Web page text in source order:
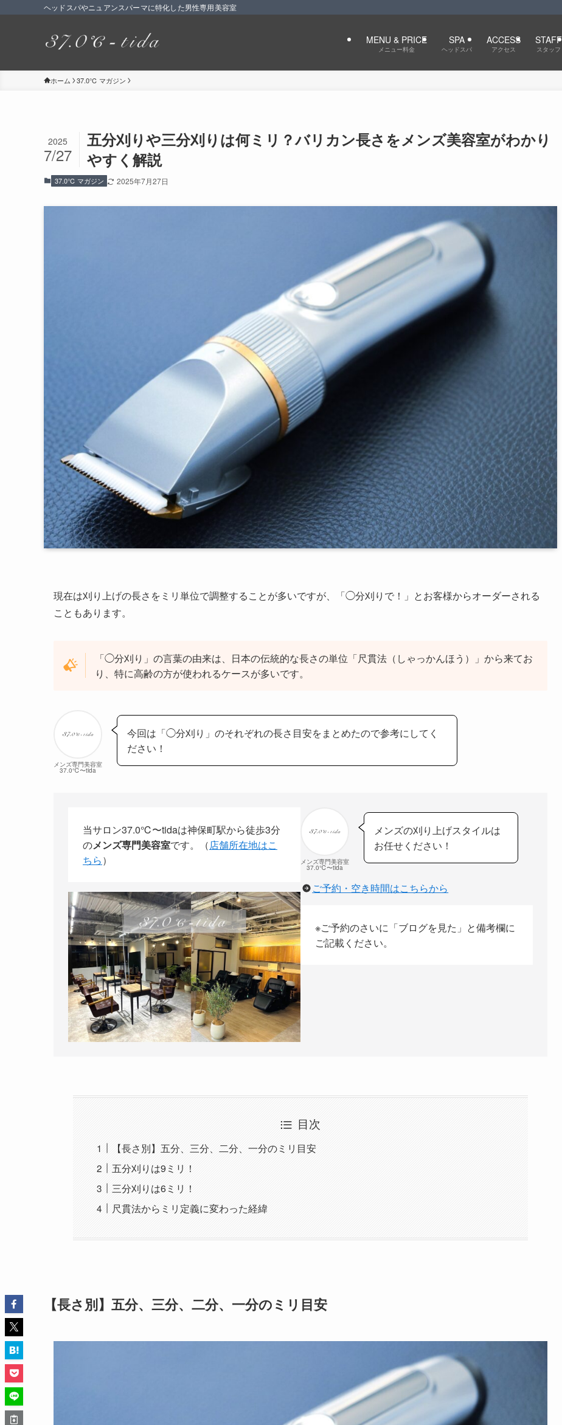
ヘッドスパやニュアンスパーマに特化した男性専用美容室
MENU & PRICE
メニュー料金
SPA
ヘッドスパ
ACCESS
アクセス
STAFF
スタッフ
ホーム 37.0℃ マガジン
五分刈りや三分刈りは何ミリ？バリカン長さをメンズ美容室がわかり
やすく解説
2025
7/27
37.0℃ マガジン 2025年7月27日
現在は刈り上げの長さをミリ単位で調整することが多いですが、「◯分刈りで！」とお客様からオーダーされる
こともあります。
「◯分刈り」の言葉の由来は、日本の伝統的な長さの単位「尺貫法（しゃっかんほう）」から来てお
り、特に高齢の方が使われるケースが多いです。
メンズ専門美容室
37.0℃〜tida
今回は「◯分刈り」のそれぞれの長さ目安をまとめたので参考にしてく
ださい！
当サロン37.0℃〜tidaは神保町駅から徒歩3分
のメンズ専門美容室です。（店舗所在地はこ
ちら） メンズ専門美容室
37.0℃〜tida
メンズの刈り上げスタイルは
お任せください！
ご予約・空き時間はこちらから
※ご予約のさいに「ブログを見た」と備考欄に
ご記載ください。
目次
【長さ別】五分、三分、二分、一分のミリ目安
五分刈りは9ミリ！
三分刈りは6ミリ！
尺貫法からミリ定義に変わった経緯
【長さ別】五分、三分、二分、一分のミリ目安